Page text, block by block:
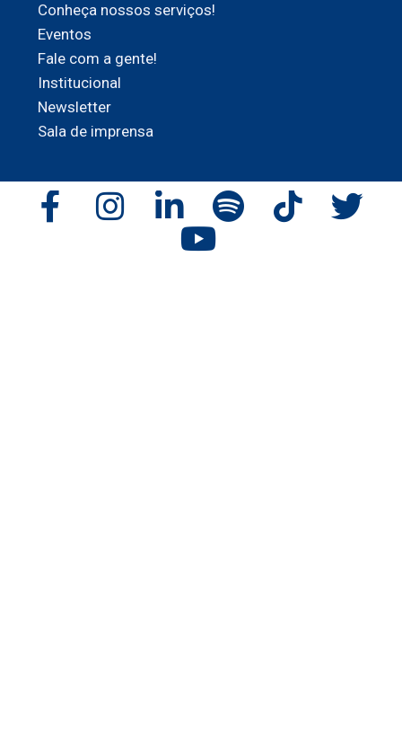
Conheça nossos serviços!
Eventos
Fale com a gente!
Institucional
Newsletter
Sala de imprensa